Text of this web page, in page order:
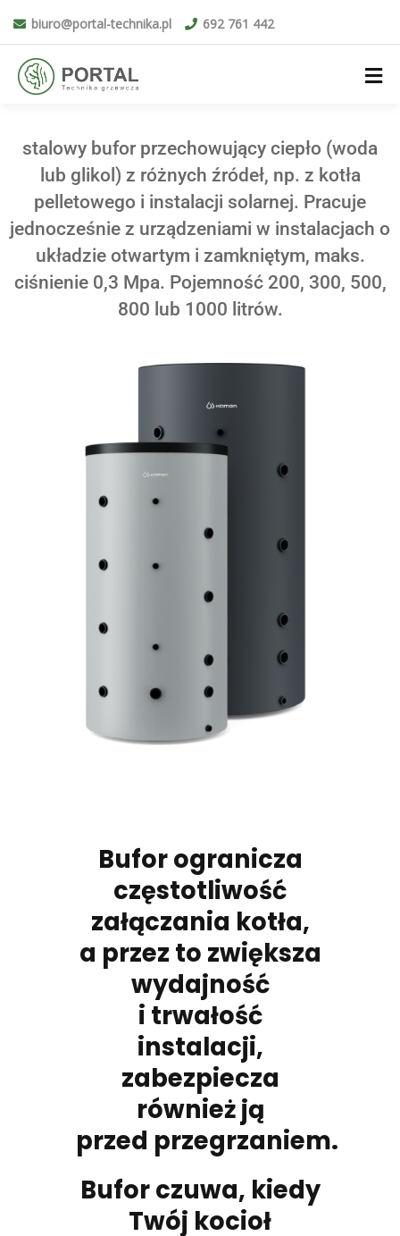
biuro@portal-technika.pl 692 761 442
stalowy bufor przechowujący ciepło (woda
lub glikol) z różnych źródeł, np. z kotła
pelletowego i instalacji solarnej. Pracuje
jednocześnie z urządzeniami w instalacjach o
układzie otwartym i zamkniętym, maks.
ciśnienie 0,3 Mpa. Pojemność 200, 300, 500,
800 lub 1000 litrów.
Bufor ogranicza
częstotliwość
załączania kotła,
a przez to zwiększa
wydajność
i trwałość
instalacji,
zabezpiecza
również ją
przed przegrzaniem.
Bufor czuwa, kiedy
Twój kocioł